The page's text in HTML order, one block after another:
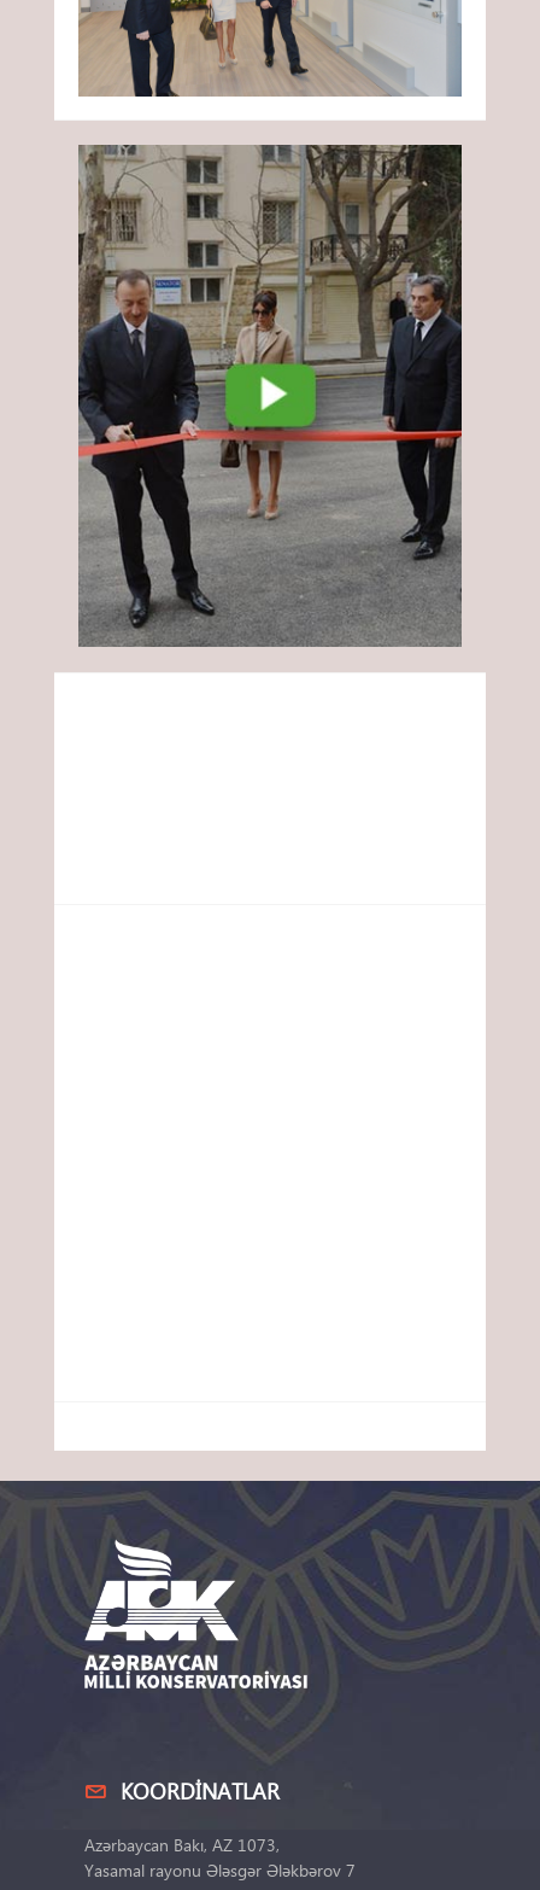
KOORDINATLAR
Azərbaycan Bakı, AZ 1073,
Yasamal rayonu Ələsgər Ələkbərov 7